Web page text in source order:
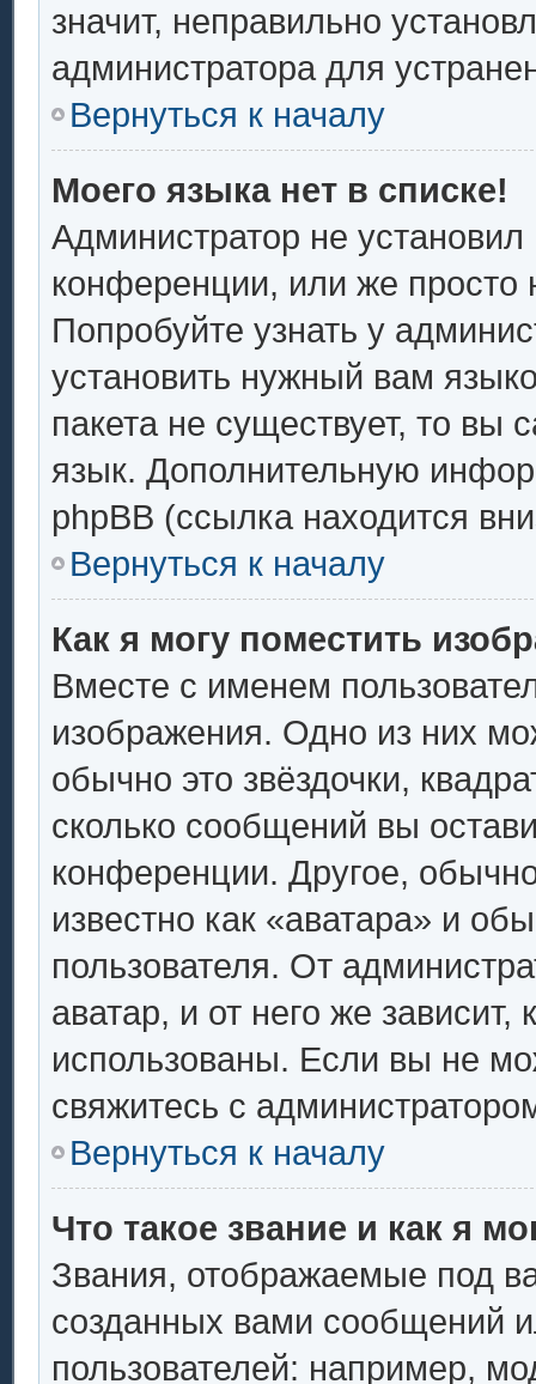
значит, неправильно
администратора для
Вернуться к началу
Моего языка нет в списке!
Администратор не
конференции, или же просто
Попробуйте узнать у
установить нужный вам
пакета не существует, то вы
язык. Дополнительную
phpBB (ссылка находится
Вернуться к началу
Как я могу поместить
Вместе с именем
изображения. Одно из них
обычно это звёздочки,
сколько сообщений вы
конференции. Другое,
известно как «аватара» и
пользователя. От
аватар, и от него же
использованы. Если вы не
свяжитесь с
Вернуться к началу
Что такое звание и как я
Звания, отображаемые под
созданных вами сообщений
пользователей: например,